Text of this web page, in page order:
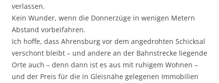
verlassen.
Kein Wunder, wenn die Donnerzüge in wenigen Metern
Abstand vorbeifahren.
Ich hoffe, dass Ahrensburg vor dem angedrohten Schicksal
verschont bleibt – und andere an der Bahnstrecke liegende
Orte auch – denn dann ist es aus mit ruhigem Wohnen –
und der Preis für die in Gleisnähe gelegenen Immobilien